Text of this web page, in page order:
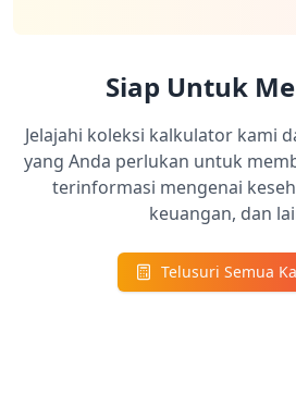
Siap Untuk
Jelajahi koleksi kalkulator kami
yang Anda perlukan untuk
terinformasi mengenai
keuangan, dan
Telusuri Semua